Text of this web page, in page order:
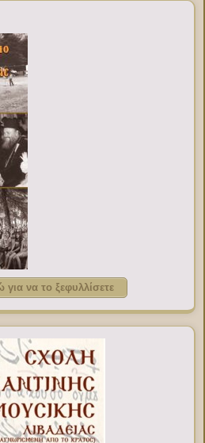
για να το ξεφυλλίσετε